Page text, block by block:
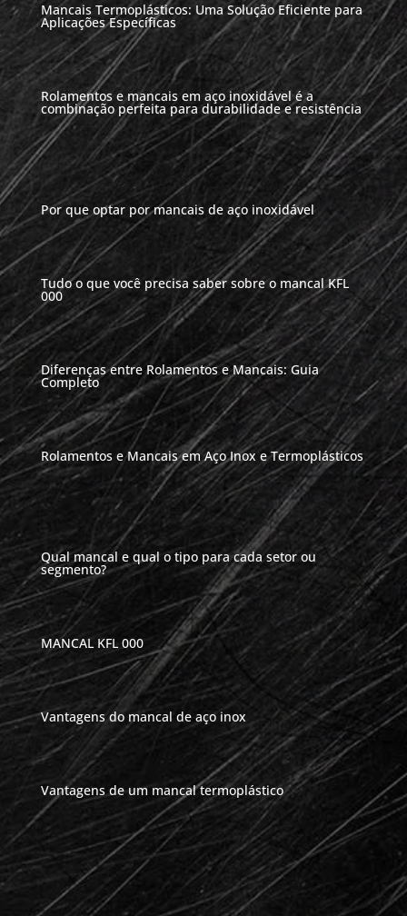
Mancais Termoplásticos: Uma Solução Eficiente para
Aplicações Específicas
Rolamentos e mancais em aço inoxidável é a
combinação perfeita para durabilidade e resistência
Por que optar por mancais de aço inoxidável
Tudo o que você precisa saber sobre o mancal KFL
000
Diferenças entre Rolamentos e Mancais: Guia
Completo
Rolamentos e Mancais em Aço Inox e Termoplásticos
Qual mancal e qual o tipo para cada setor ou
segmento?
MANCAL KFL 000
Vantagens do mancal de aço inox
Vantagens de um mancal termoplástico